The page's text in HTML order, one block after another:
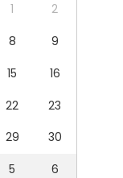
1
2
8
9
15
16
22
23
29
30
5 6